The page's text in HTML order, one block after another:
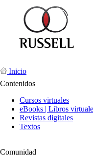
Inicio
Contenidos
Cursos virtuales
eBooks | Libros
Revistas digitales
Textos
Comunidad